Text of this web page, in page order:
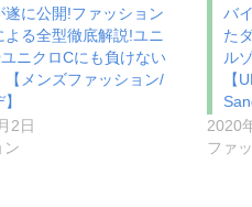
遂に公開!ファッション
よる全型徹底解説!ユニ
ニクロCにも負けない
【メンズファッション/
2日
ン
バ
た
ル
【
2020
ファ